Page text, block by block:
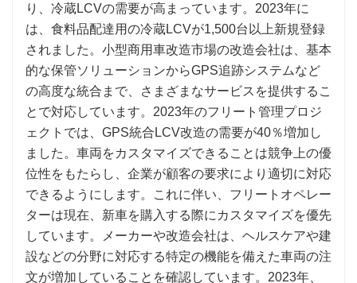
り、冷蔵LCVの需要が高まっています。2023年に
は、食料品配達用の冷蔵LCVが1,500台以上新規登録
されました。小型商用車改造市場の改造会社は、基本
的な保管ソリューションからGPS追跡システムなど
の高度な統合まで、さまざまなサービスを提供するこ
とで対応しています。2023年のフリート管理プロジ
ェクトでは、GPS統合LCV改造の需要が40％増加し
ました。車両をカスタマイズできることは競争上の優
位性をもたらし、企業が顧客の要求により適切に対応
できるようにします。これに伴い、フリートオペレー
ターは現在、新車を購入する際にカスタマイズを優先
しています。メーカーや改造会社は、ヘルスケアや建
設などの分野に対応する特定の機能を備えた車両の注
文が増加していることを確認しています。2023年、